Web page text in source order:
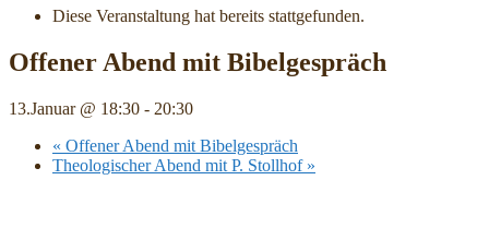
Diese Veranstaltung hat bereits stattgefunden.
Offener Abend mit Bibelgespräch
13.Januar @ 18:30 - 20:30
« Offener Abend mit Bibelgespräch
Theologischer Abend mit P. Stollhof »